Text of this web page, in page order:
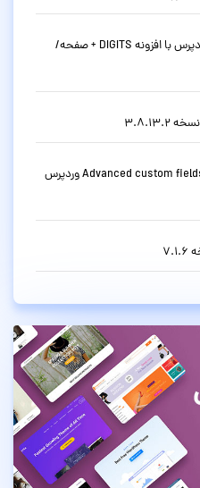
ورود و عضویت با شماره موبایل در وردپرس با افزونه DIGITS + صفحه/
افزونه فارسی مدیریت زمینه دلخواه Advanced custom fields وردپرس